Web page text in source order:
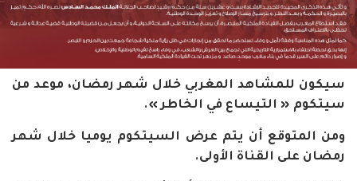
سيكون للمشاهد المغربي خلال شهر رمضان، موعد من
سيتكوم « التيساع في الخاطر».
ومن المتوقع أن يتم عرض السيتكوم يوميا خلال شهر
رمضان على القناة الأولى.